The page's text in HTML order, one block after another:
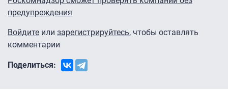
предупреждения
Войдите или зарегистрируйтесь, чтобы оставлять
комментарии
Поделиться: